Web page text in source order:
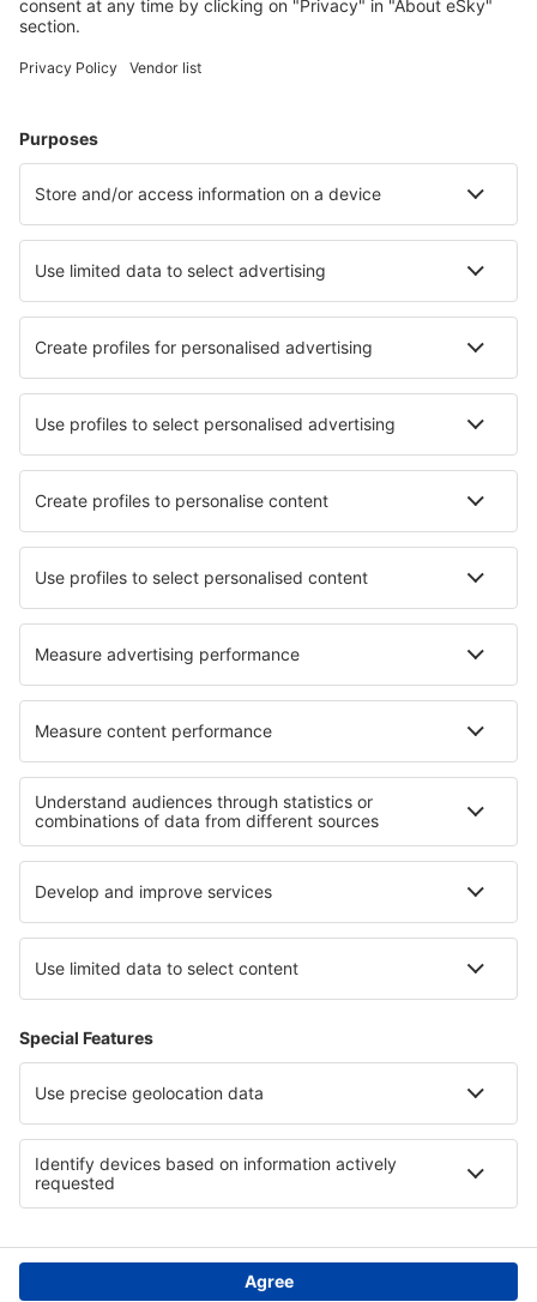
Hotely v Německu - Oblíbená města
Hotely in Grömitz Hotely in Konstanz
Hotely in Büsum Hotely v Stuttgartu
Nejlepší hotely - města
Hotely in Tamsweg Hotely in La Calahorra
Hotely in Giens Hotely in Mountain Iron
Hotely in Ville Platte Hotely in Rio de Contas
Hotely on North Sea Coast Hotely in Ore Mountains
Hotely v Irsku Hotely ve Španělsku
Hotely v oblasti Grand Canyonu
Hotely in Pongolapoort Nature Reserve
Hotely v Horních Rakousech